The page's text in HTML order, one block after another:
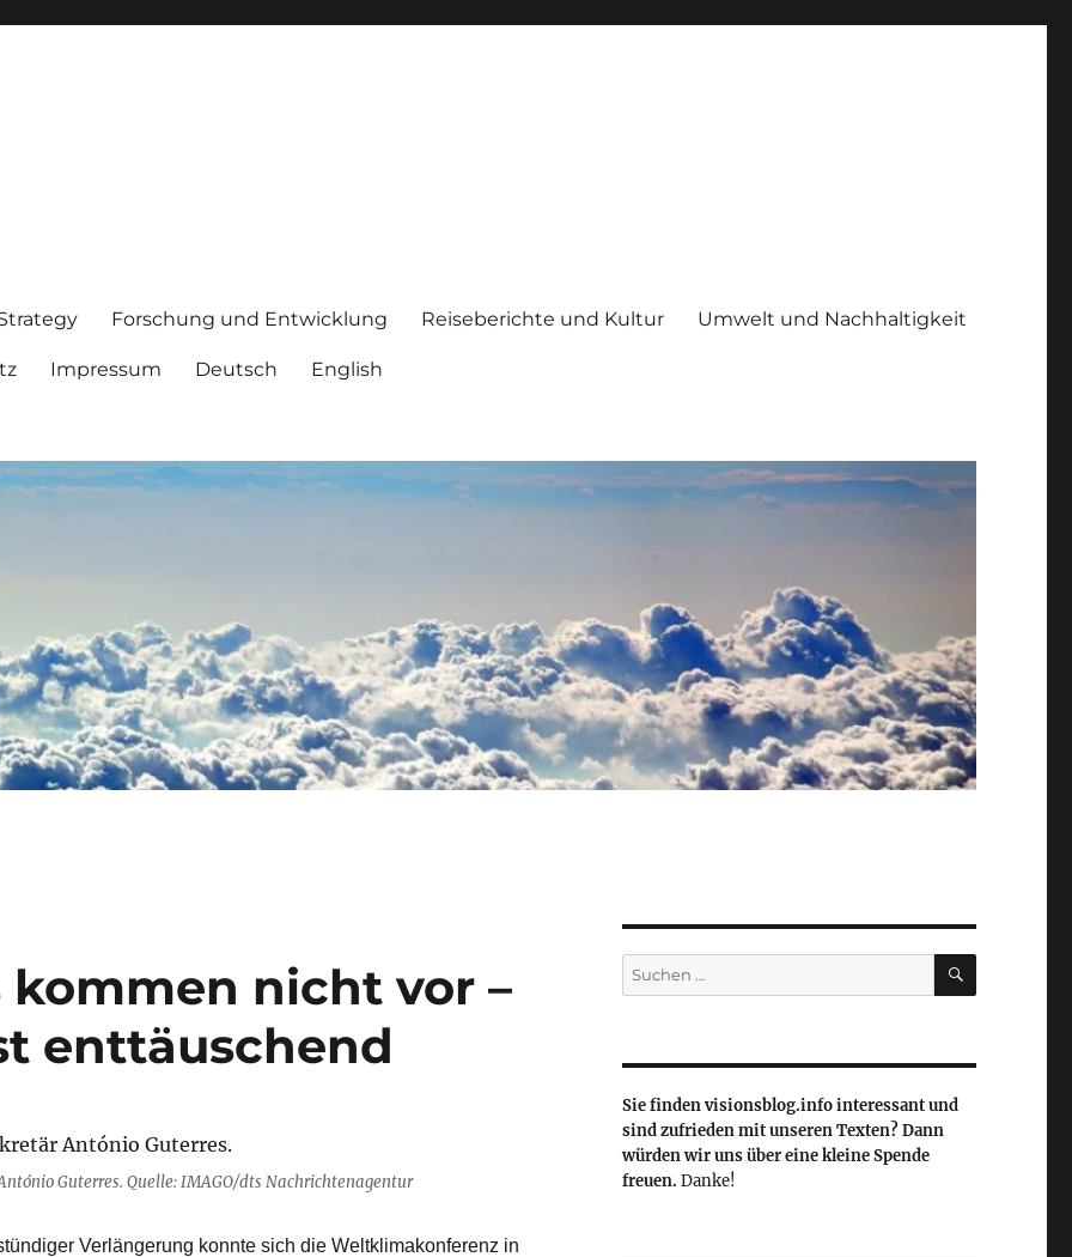
Forschung und Entwicklung Reiseberichte und Kultur Umwelt und Nachhaltigkeit
Impressum Deutsch English
kommen nicht vor –
enttäuschend
Guterres. Quelle: IMAGO/dts Nachrichtenagentur
Verlängerung konnte sich die Weltklimakonferenz in
Suche
nach:
SUCHEN
Sie finden visionsblog.info interessant und
sind zufrieden mit unseren Texten? Dann
würden wir uns über eine kleine Spende
freuen. Danke!